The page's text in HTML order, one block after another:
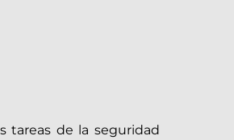
tareas de la seguridad